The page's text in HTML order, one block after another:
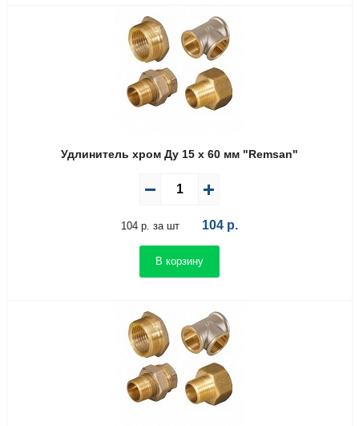
Удлинитель хром Ду 15 х 60 мм "Remsan"
104 р. за шт 104 р.
В корзину